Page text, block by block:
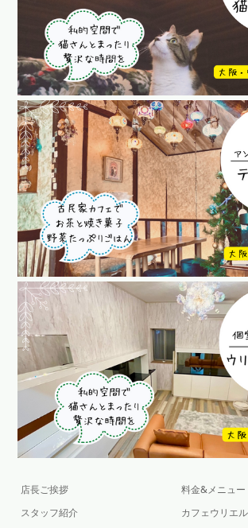
店長ご挨拶
スタッフ紹介
料金&メニュー
カフェウリエ